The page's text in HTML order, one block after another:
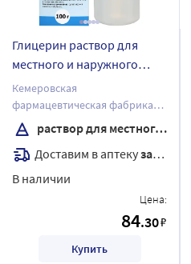
Глицерин раствор для
местного и наружного
применения 100 гр флакон
Кемеровская
фармацевтическая фабрика
АО
раствор для местного и наружного применения
Доставим в аптекузавтра
В наличии
Цена:
84.30₽
Купить